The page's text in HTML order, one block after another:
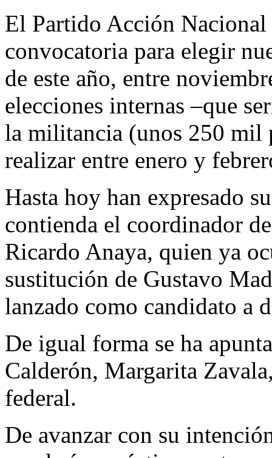
El Partido Acción Nacional
convocatoria para elegir
de este año, entre
elecciones internas –que
la militancia (unos 250 mil
realizar entre enero y
Hasta hoy han expresado
contienda el coordinador
Ricardo Anaya, quien ya
sustitución de Gustavo
lanzado como candidato a
De igual forma se ha
Calderón, Margarita
federal.
De avanzar con su